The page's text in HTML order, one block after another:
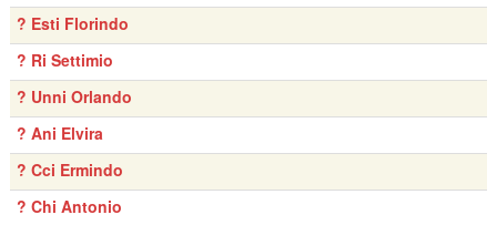
? Esti Florindo
? Ri Settimio
? Unni Orlando
? Ani Elvira
? Cci Ermindo
? Chi Antonio